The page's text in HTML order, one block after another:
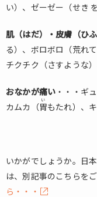
い）、ゼーゼー（せき
肌（はだ）・皮膚（ひ
る）、ボロボロ（荒れ
チクチク（さすような
おなかが痛い ・・・ギ
カムカ（胃
い
もたれ）、
いかがでしょうか。日
は、別記事のこちらをご
ら・・・